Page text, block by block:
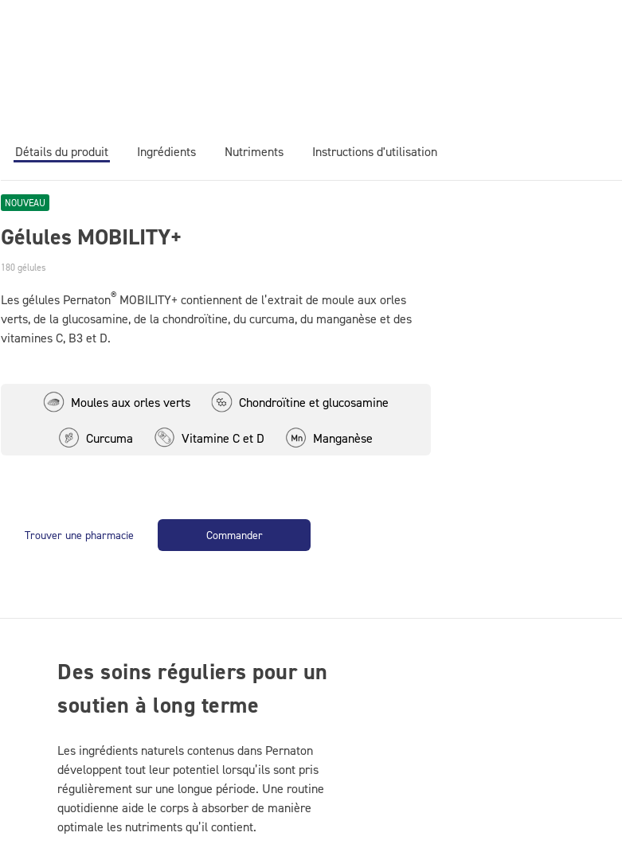
Détails du produit Ingrédients Nutriments Instructions d'utilisation
NOUVEAU
Gélules MOBILITY+
180 gélules
Les gélules Pernaton® MOBILITY+ contiennent de l’extrait de moule aux orles
verts, de la glucosamine, de la chondroïtine, du curcuma, du manganèse et des
vitamines C, B3 et D.
Moules aux orles verts Chondroïtine et glucosamine
Curcuma Vitamine C et D Manganèse
Sommaire
Nutriments par dose journalière (4
gélules)
Vitamine C
Manganèse
0,40 mg (20 %*)
Extrait de moules aux orles
4 gélules par jour, idéalement le matin.
Trouver une pharmacie Commander
Des soins réguliers pour un
soutien à long terme
Les ingrédients naturels contenus dans Pernaton
développent tout leur potentiel lorsqu’ils sont pris
régulièrement sur une longue période. Une routine
quotidienne aide le corps à absorber de manière
optimale les nutriments qu’il contient.